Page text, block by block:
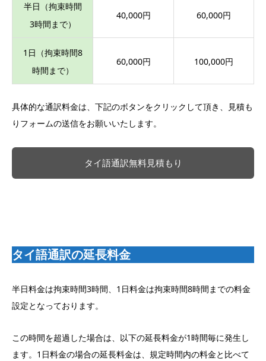
半日（拘束時間
3時間まで）
40,000円 60,000円
1日（拘束時間8
時間まで）
60,000円 100,000円
具体的な通訳料金は、下記のボタンをクリックして頂き、見積も
りフォームの送信をお願いいたします。
タイ語通訳無料見積もり
タイ語通訳の延長料金
半日料金は拘束時間3時間、1日料金は拘束時間8時間までの料金
設定となっております。
この時間を超過した場合は、以下の延長料金が1時間毎に発生し
ます。1日料金の場合の延長料金は、規定時間内の料金と比べて